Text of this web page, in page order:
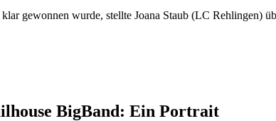
gewonnen wurde, stellte Joana Staub (LC Rehlingen)
BigBand: Ein Portrait